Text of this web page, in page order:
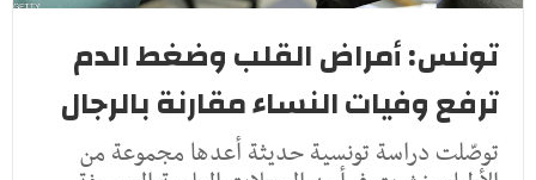
تونس: أمراض القلب وضغط الدم
ترفع وفيات النساء مقارنة بالرجال
توصّلت دراسة تونسية حديثة أعدها مجموعة من